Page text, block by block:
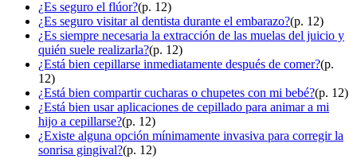
¿Es seguro el flúor?(p. 12)
¿Es seguro visitar al dentista durante el embarazo?(p. 12)
¿Es siempre necesaria la extracción de las muelas del juicio y
quién suele realizarla?(p. 12)
¿Está bien cepillarse inmediatamente después de comer?(p.
12)
¿Está bien compartir cucharas o chupetes con mi bebé?(p. 12)
¿Está bien usar aplicaciones de cepillado para animar a mi
hijo a cepillarse?(p. 12)
¿Existe alguna opción mínimamente invasiva para corregir la
sonrisa gingival?(p. 12)